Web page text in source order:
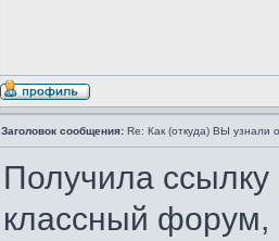
Заголовок сообщения: Re: Как (откуда) ВЫ узнали
Получила ссылку
классный форум,